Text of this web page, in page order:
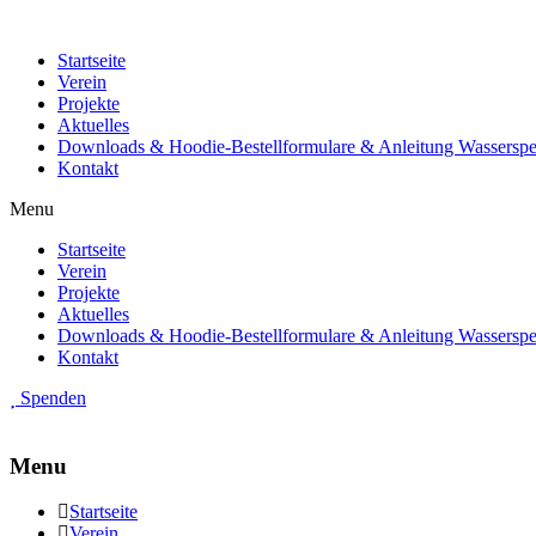
Startseite
Verein
Projekte
Aktuelles
Downloads & Hoodie-Bestellformulare & Anleitung
Kontakt
Menu
Startseite
Verein
Projekte
Aktuelles
Downloads & Hoodie-Bestellformulare & Anleitung
Kontakt
Spenden
Menu
Startseite